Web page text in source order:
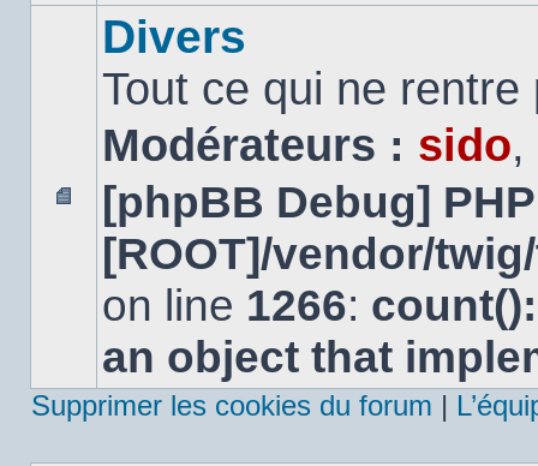
Aucun
message
non
Divers
Tout ce qui ne
Modérateurs : sido,
[phpBB Debug]
[ROOT]/vendor/
on line 1266:
an object that
Supprimer les cookies du forum |